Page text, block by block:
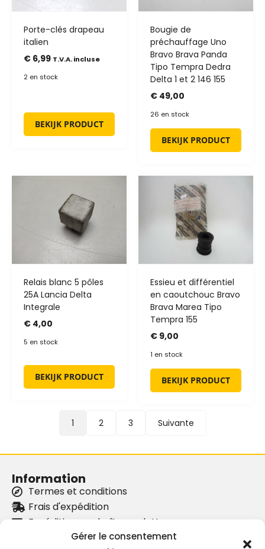
Gérer le consentement
Porte-clés drapeau
italien
€ 6,99 T.V.A. incluse
2 en stock
BEKIJK PRODUCT
Bougie de
préchauffage Uno
Bravo Brava Panda
Tipo Tempra Dedra
Delta 1 et 2 146 155
€ 49,00
26 en stock
BEKIJK PRODUCT
Relais blanc 5 pôles
25A Lancia Delta
Integrale
€ 4,00
5 en stock
BEKIJK PRODUCT
Essieu et différentiel
en caoutchouc Bravo
Brava Marea Tipo
Tempra 155
€ 9,00
1 en stock
BEKIJK PRODUCT
1 2 3 Suivante
Information
Termes et conditions
Frais d'expédition
Expédition par boîte aux lettres
Nos partenaires